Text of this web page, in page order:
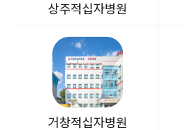
상주적십자병원
거창적십자병원
(새 창)